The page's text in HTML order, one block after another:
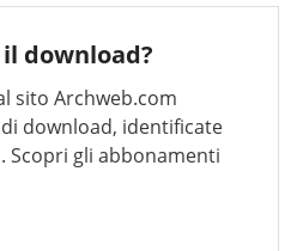
download?
sito Archweb.com
download, identificate
Scopri gli abbonamenti